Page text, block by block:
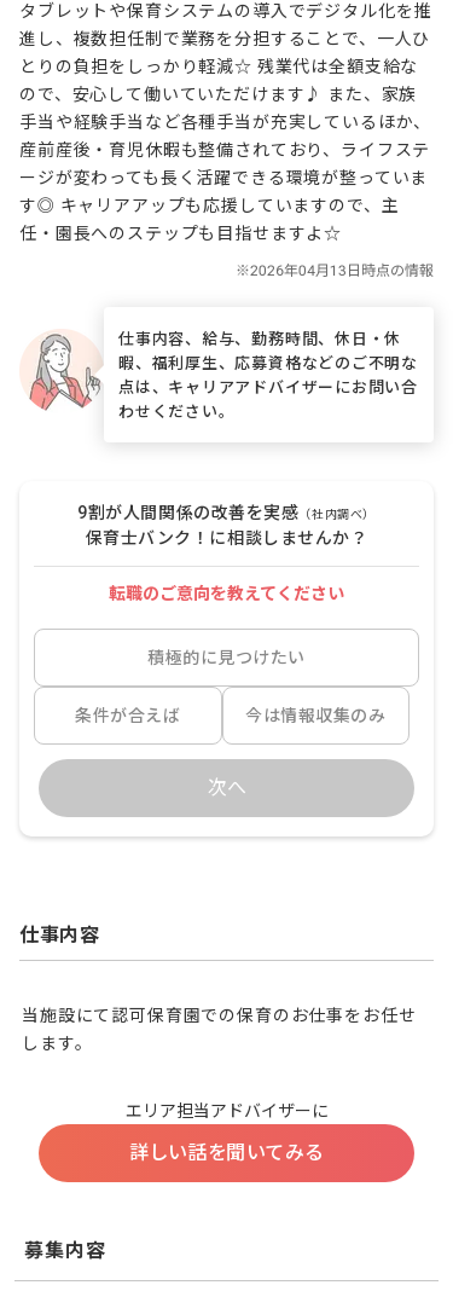
タブレットや保育システムの導入でデジタル化を推
進し、複数担任制で業務を分担することで、一人ひ
とりの負担をしっかり軽減☆ 残業代は全額支給な
ので、安心して働いていただけます♪ また、家族
手当や経験手当など各種手当が充実しているほか、
産前産後・育児休暇も整備されており、ライフステ
ージが変わっても長く活躍できる環境が整っていま
す◎ キャリアアップも応援していますので、主
任・園長へのステップも目指せますよ☆
仕事内容、給与、勤務時間、休日・休
暇、福利厚生、応募資格などのご不明な
点は、キャリアアドバイザーにお問い合
わせください。
9割が人間関係の改善を実感 （社内調べ）
保育士バンク！に相談しませんか？
転職のご意向を教えてください
積極的に見つけたい
条件が合えば 今は情報収集のみ
次へ
仕事内容
当施設にて認可保育園での保育のお仕事をお任せ
します。
エリア担当アドバイザーに
詳しい話を聞いてみる
募集内容